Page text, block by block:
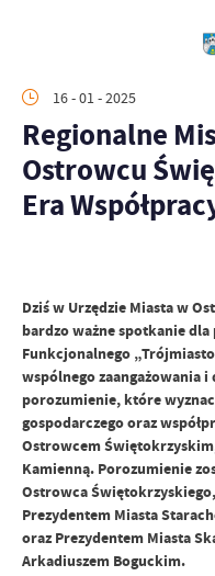
16 - 01 - 2025
Regionalne
Ostrowcu
Era
Dziś w Urzędzie Miasta w
bardzo ważne spotkanie dla
Funkcjonalnego
wspólnego zaangażowania
porozumienie, które
gospodarczego oraz
Ostrowcem
Kamienną. Porozumienie
Ostrowca
Prezydentem Miasta
oraz Prezydentem Miasta
Arkadiuszem Boguckim.